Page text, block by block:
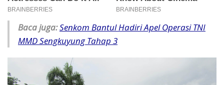
Baca juga:Senkom Bantul Hadiri Apel Operasi TNI
MMD Sengkuyung Tahap 3